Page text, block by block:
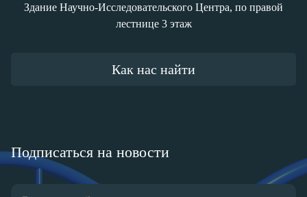
Здание Научно-Исследовательского Центра, по правой
лестнице 3 этаж
Как нас найти
Подписаться на новости